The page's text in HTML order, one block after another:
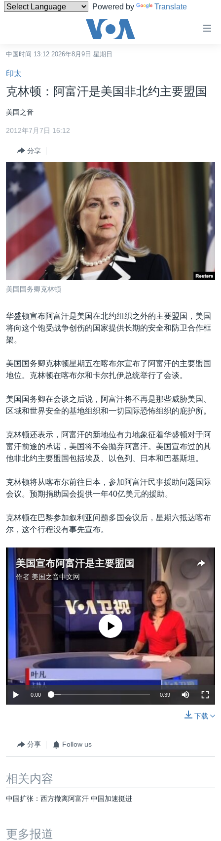
Powered by Translate
碍
链
跳
转
内
跳
到
索
中国
台湾
港澳
国际
最新国际新闻
印太
中东
欧洲
美洲
全球议题
分类新闻
经济·金融·贸易
人权·法律·宗教
科教·文娱·体健
劳工
环境
美中关系
热点专题
白宫要闻
国会报道
美中关系
美国建国250周年
美国之音专访
重要讲话与声明
南中国海争端
关注新疆
VOA视频
VOA今日焦点
中文广播
关注我们
中国时间 13:12 2026年8月9日 星期日
印太
克林顿：阿富汗是美国非北约主要盟国
美国之音
2012年7月7日 16:12
分享
美国国务卿克林顿
华盛顿宣布阿富汗是美国在北约组织之外的主要盟国，美国
将向这个饱受战争创伤的国家提供长期的安全和防卫合作框
架。
美国国务卿克林顿星期五在喀布尔宣布了阿富汗的主要盟国
地位。克林顿在喀布尔和卡尔扎伊总统举行了会谈。
美国国务卿在会谈之后说，阿富汗将不再是那些威胁美国、
区域和世界安全的基地组织和一切国际恐怖组织的庇护所。
克林顿还表示，阿富汗的新地位有力地象征着华盛顿对于阿
富汗前途的承诺，美国将不会抛弃阿富汗。美国宣布过的其
他非北约主要盟国包括埃及、以色列、日本和巴基斯坦。
克林顿将从喀布尔前往日本，参加阿富汗民事援助问题国际
会议。预期捐助国会提供一年40亿美元的援助。
克林顿在巴黎参加叙利亚问题多国会议后，星期六抵达喀布
尔，这个行程没有事先宣布。
美国宣布阿富汗是主要盟国
作者 美国之音中文网
没有媒体可用资源
0:00 0:39
下载
分享 Follow us
相关内容
中国扩张：西方撤离阿富汗 中国加速挺进
更多报道